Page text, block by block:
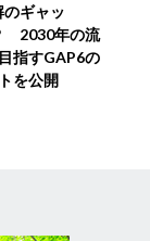
のギャッ
2030年の流
指すGAP6の
トを公開